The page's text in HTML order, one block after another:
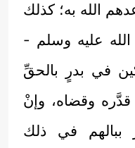
الله به؛ كذلك
عليه وسلم -
في بدرٍ بالحقِّ
قدَّره وقضاه، وإنْ
ببالهم في ذلك